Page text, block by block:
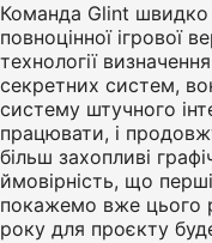
Команда Glint швидко
повноцінної ігрової
технології
секретних систем,
систему штучного
працювати, і
більш захопливі
ймовірність, що
покажемо вже цього
року для проєкту